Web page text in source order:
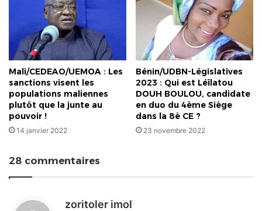
Mali/CEDEAO/UEMOA : Les
sanctions visent les
populations maliennes
plutôt que la junte au
pouvoir !
14 janvier 2022
Bénin/UDBN-Législatives
2023 : Qui est Léïlatou
DOUH BOULOU, candidate
en duo du 4ème Siège
dans la 8è CE ?
23 novembre 2022
28 commentaires
zoritoler imol